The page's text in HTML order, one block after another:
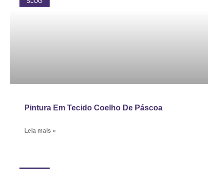
Pintura Em Tecido Coelho De Páscoa
Leia mais »